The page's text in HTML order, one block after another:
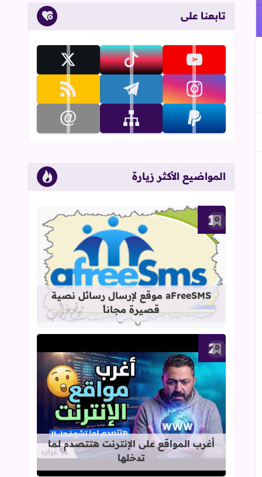
العلامات المرجعية
تابعنا على
تابعنا على youtube تابعنا على tiktok تابعنا على x
تابعنا على instagram تابعنا على telegram تابعنا على rss
تابعنا على paypal تابعنا على sitemap تابعنا على email
المواضيع الأكثر زيارة
أضف إلى العلامات المرجعية
قراءة المزيد عن aFreeSMS موقع لإرسال رسائل نصية قصيرة مجاناً
aFreeSMS موقع لإرسال رسائل نصية
قصيرة مجاناً
أضف إلى العلامات المرجعية
قراءة المزيد عن أغرب المواقع على
أغرب المواقع على الإنترنت هتتصدم لما
تدخلها